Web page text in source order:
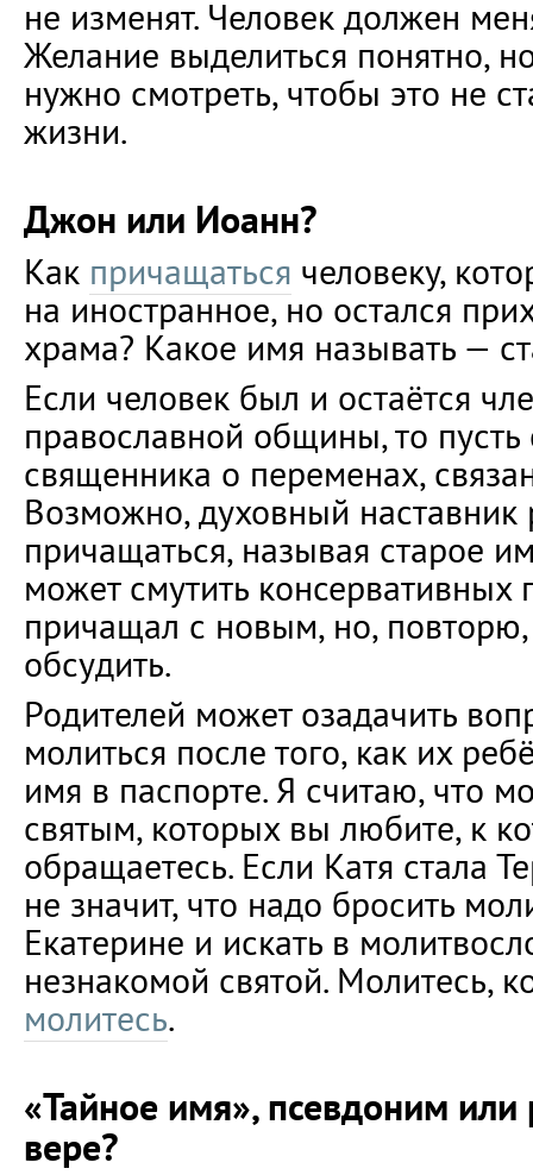
не изменят. Человек должен
Желание выделиться понятно,
нужно смотреть, чтобы это не
жизни.
Джон или Иоанн?
Как причащаться человеку,
на иностранное, но остался
храма? Какое имя называть —
Если человек был и остаётся
православной общины, то пусть
священника о переменах,
Возможно, духовный наставник
причащаться, называя старое
может смутить
причащал с новым, но,
обсудить.
Родителей может озадачить
молиться после того, как их
имя в паспорте. Я считаю, что
святым, которых вы любите, к
обращаетесь. Если Катя стала
не значит, что надо бросить
Екатерине и искать в
незнакомой святой. Молитесь,
молитесь.
«Тайное имя», псевдоним
вере?